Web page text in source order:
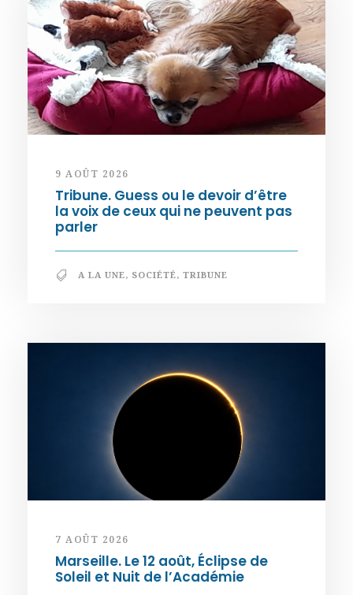
9 AOÛT 2026
Tribune. Guess ou le devoir d’être
la voix de ceux qui ne peuvent pas
parler
A LA UNE, SOCIÉTÉ, TRIBUNE
7 AOÛT 2026
Marseille. Le 12 août, Éclipse de
Soleil et Nuit de l’Académie